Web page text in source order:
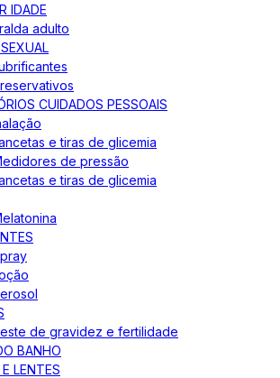
IDADE
adulto
CUIDADOS PESSOAIS
e tiras de glicemia
de pressão
e tiras de glicemia
de gravidez e fertilidade
BANHO
LENTES